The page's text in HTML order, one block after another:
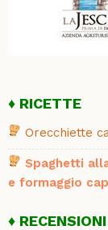
RICETTE
Orecchiette
Spaghetti
e formaggio
RECENSIONI